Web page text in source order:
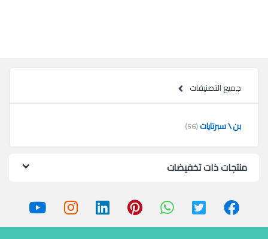
جميع التصنيفات
بن \ سبرتايات(56)
منتجات ذات تخفيضات